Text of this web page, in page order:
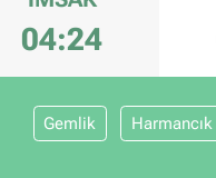
04:24
Gemlik Harmancık